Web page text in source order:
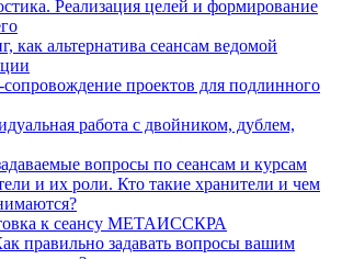
Реализация целей и формирование
как альтернатива сеансам ведомой
сопровождение проектов для подлинного
работа с двойником, дублем,
вопросы по сеансам и курсам
и их роли. Кто такие хранители и чем
к сеансу МЕТАИССКРА
правильно задавать вопросы вашим